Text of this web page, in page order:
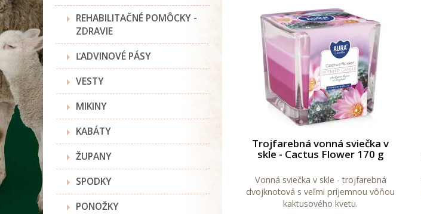
REHABILITAČNÉ POMÔCKY -
ZDRAVIE
ĽADVINOVÉ PÁSY
VESTY
MIKINY
KABÁTY
ŽUPANY
SPODKY
PONOŽKY
Trojfarebná vonná sviečka v
skle - Cactus Flower 170 g
Vonná sviečka v skle - trojfarebná
dvojknotová s veľmi príjemnou vôňou
kaktusového kvetu.